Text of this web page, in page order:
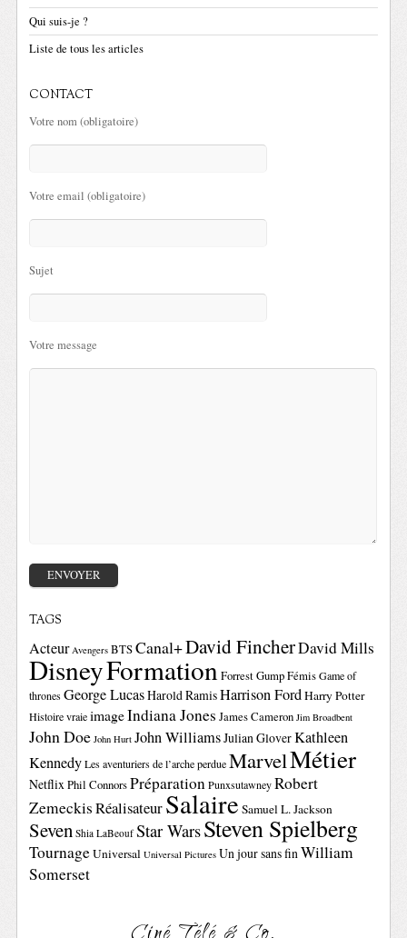
Qui suis-je ?
Liste de tous les articles
CONTACT
Votre nom (obligatoire)
Votre email (obligatoire)
Sujet
Votre message
TAGS
Acteur Avengers BTSCanal+David FincherDavid Mills
DisneyFormationForrest GumpFémis Game of
thrones George LucasHarold RamisHarrison FordHarry Potter
Histoire vraie imageIndiana Jones James Cameron Jim Broadbent
John Doe John Hurt John WilliamsJulian GloverKathleen
Kennedy Les aventuriers de l’arche perdue MarvelMétier
NetflixPhil ConnorsPréparation Punxsutawney Robert
ZemeckisRéalisateurSalaire Samuel L. Jackson
Seven Shia LaBeouf Star WarsSteven Spielberg
TournageUniversal Universal Pictures Un jour sans finWilliam
Somerset